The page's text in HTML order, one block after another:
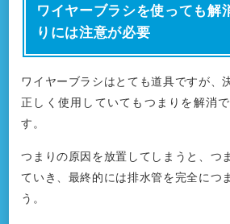
ワイヤーブラシを使っても解
りには注意が必要
ワイヤーブラシはとても道具ですが、
正しく使用していてもつまりを解消
す。
つまりの原因を放置してしまうと、つ
ていき、最終的には排水管を完全につ
う。